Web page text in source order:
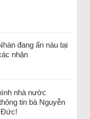
đang ẩn náu tại
nhận
nhà nước
tin bà Nguyễn
Đức!